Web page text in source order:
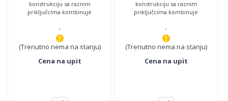
konstrukciju sa raznim
priključcima kombinuje
najboljom jednostavnošću
-
(Trenutno nema na stanju)
Cena na upit
konstrukciju sa raznim
priključcima kombinuje
najboljom jednostavnošću
-
(Trenutno nema na stanju)
Cena na upit